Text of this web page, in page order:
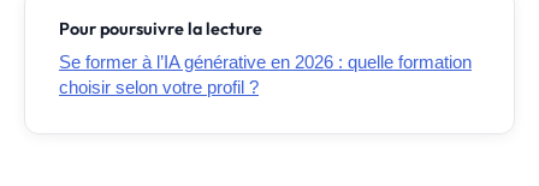
Pour poursuivre la lecture
Se former à l’IA générative en 2026 : quelle formation
choisir selon votre profil ?